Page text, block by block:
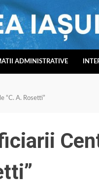
ADMINISTRATIVE
“C. A. Rosetti”